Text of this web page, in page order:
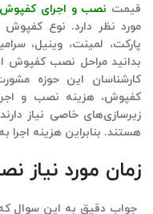
قیمت نصب و اجرای کفپوش
مورد نظر دارد. نوع
پارکت، لمینت، وینیل،
بدانید مراحل نصب کفپوش
کارشناسان این حوزه
کفپوش، هزینه نصب و
زیرسازی‌های خاصی نیاز
هستند. بنابراین هزینه
زمان مورد
جواب دقیق به این سوال